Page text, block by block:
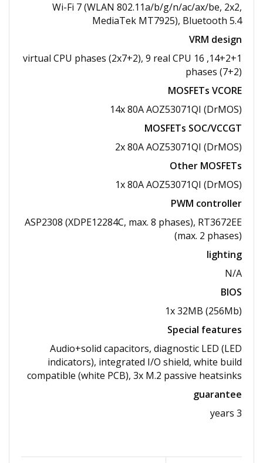
Wi-Fi 7 (WLAN 802.11a/​b/​g/​n/​ac/​ax/​be, 2x2,
MediaTek MT7925), Bluetooth 5.4
VRM design
14+2+1, 16 virtual CPU phases (2x7+2), 9 real CPU
phases (7+2)
MOSFETs VCORE
14x 80A AOZ53071QI (DrMOS)
MOSFETs SOC/VCCGT
2x 80A AOZ53071QI (DrMOS)
Other MOSFETs
1x 80A AOZ53071QI (DrMOS)
PWM controller
ASP2308 (XDPE12284C, max. 8 phases), RT3672EE
(max. 2 phases)
lighting
N/A
BIOS
1x 32MB (256Mb)
Special features
Audio+solid capacitors, diagnostic LED (LED
indicators), integrated I/O shield, white build
compatible (white PCB), 3x M.2 passive heatsinks
guarantee
3 years